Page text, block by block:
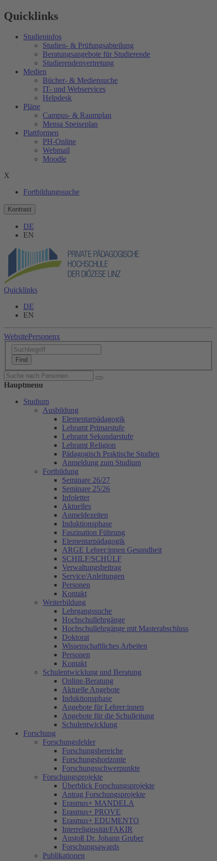
Quicklinks
Studieninfos
Studien- & Prüfungsabteilung
Beratungsangebote für Studierende
Studierendenvertretung
Medien
Bücher- & Mediensuche
IT- und Webservices
Helpdesk
Pläne
Campus- & Raumplan
Mensa Speiseplan
Plattformen
PH-Online
Webmail
Moodle
X
Fortbildungssuche
Kontrast
DE
EN
Quicklinks
DE
EN
WebsitePersonenx
Hauptmenu
Studium
Ausbildung
Elementarpädagogik
Lehramt Primarstufe
Lehramt Sekundarstufe
Lehramt Religion
Pädagogisch Praktische Studien
Anmeldung zum Studium
Fortbildung
Seminare 26/27
Seminare 25/26
Infoletter
Aktuelles
Anmeldezeiten
Induktionsphase
Faszination Führung
Elementarpädagogik
ARGE Lehrer:innen Gesundheit
SCHILF/SCHÜLF
Verwaltungsbeitrag
Service/Anleitungen
Personen
Kontakt
Weiterbildung
Lehrgangssuche
Hochschullehrgänge
Hochschullehrgänge mit Masterabschluss
Doktorat
Wissenschaftliches Arbeiten
Personen
Kontakt
Schulentwicklung und Beratung
Online-Beratung
Aktuelle Angebote
Induktionsphase
Angebote für Lehrer:innen
Angebote für die Schulleitung
Schulentwicklung
Forschung
Forschungsfelder
Forschungsbereiche
Forschungshorizonte
Forschungsschwerpunkte
Forschungsprojekte
Überblick Forschungsprojekte
Antrag Forschungsprojekte
Erasmus+ MANDELA
Erasmus+ PROVE
Erasmus+ EDUMENTO
Interreligiosität/FAKIR
Anstoß Dr. Johann Gruber
Forschungsawards
Publikationen